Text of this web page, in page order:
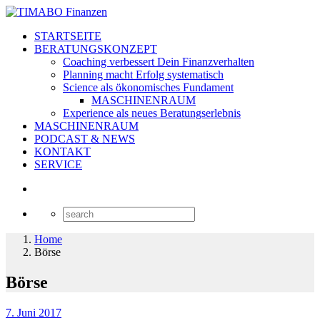
STARTSEITE
BERATUNGSKONZEPT
Coaching verbessert Dein Finanzverhalten
Planning macht Erfolg systematisch
Science als ökonomisches Fundament
MASCHINENRAUM
Experience als neues Beratungserlebnis
MASCHINENRAUM
PODCAST & NEWS
KONTAKT
SERVICE
Home
Börse
Börse
7. Juni 2017